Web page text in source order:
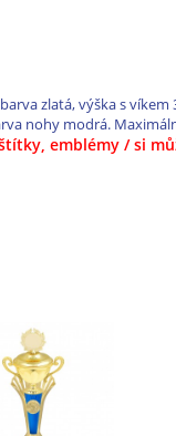
zlatá, výška s
nohy modrá.
emblémy / si